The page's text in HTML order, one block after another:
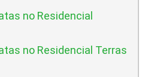
no Residencial
no Residencial Terras